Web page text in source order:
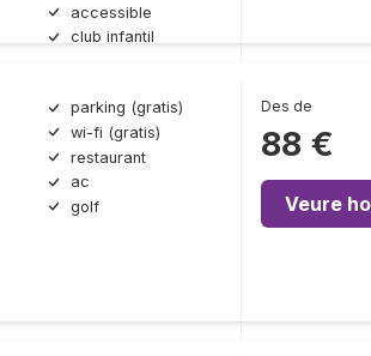
accessible
club infantil
parking (gratis)
wi-fi (gratis)
restaurant
ac
golf
Des de
88 €
Veure